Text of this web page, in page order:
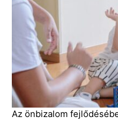
Az önbizalom